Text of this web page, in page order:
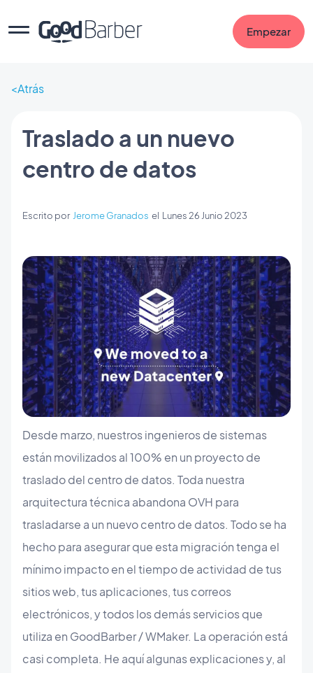
Empezar
Atrás
Traslado a un nuevo
centro de datos
Escrito por Jerome Granados el Lunes 26 Junio 2023
Desde marzo, nuestros ingenieros de sistemas
están movilizados al 100% en un proyecto de
traslado del centro de datos. Toda nuestra
arquitectura técnica abandona OVH para
trasladarse a un nuevo centro de datos. Todo se ha
hecho para asegurar que esta migración tenga el
mínimo impacto en el tiempo de actividad de tus
sitios web, tus aplicaciones, tus correos
electrónicos, y todos los demás servicios que
utiliza en GoodBarber / WMaker. La operación está
casi completa. He aquí algunas explicaciones y, al